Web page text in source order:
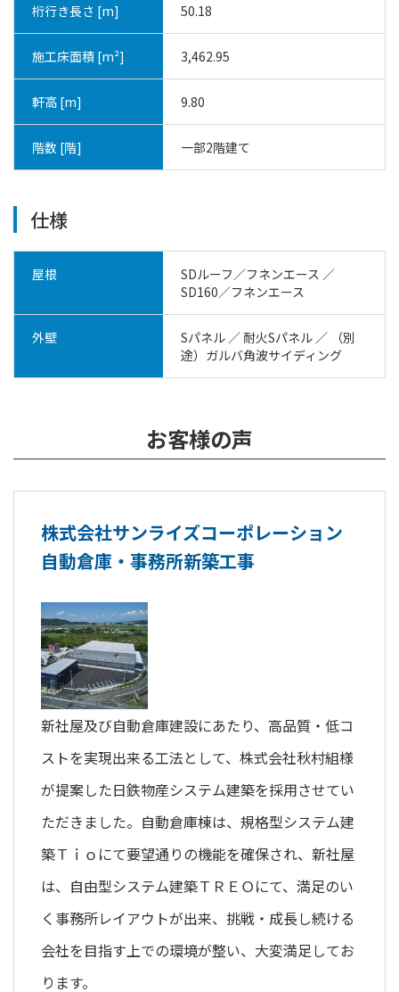
桁行き長さ [m] 50.18
施工床面積 [m²] 3,462.95
軒高 [m] 9.80
階数 [階] 一部2階建て
仕様
屋根
SDルーフ／フネンエース ／
SD160／フネンエース
外壁
Sパネル ／ 耐火Sパネル ／ （別
途）ガルバ角波サイディング
お客様の声
株式会社サンライズコーポレーション
自動倉庫・事務所新築工事
新社屋及び自動倉庫建設にあたり、高品質・低コ
ストを実現出来る工法として、株式会社秋村組様
が提案した日鉄物産システム建築を採用させてい
ただきました。自動倉庫棟は、規格型システム建
築Ｔｉｏにて要望通りの機能を確保され、新社屋
は、自由型システム建築ＴＲＥＯにて、満足のい
く事務所レイアウトが出来、挑戦・成長し続ける
会社を目指す上での環境が整い、大変満足してお
ります。